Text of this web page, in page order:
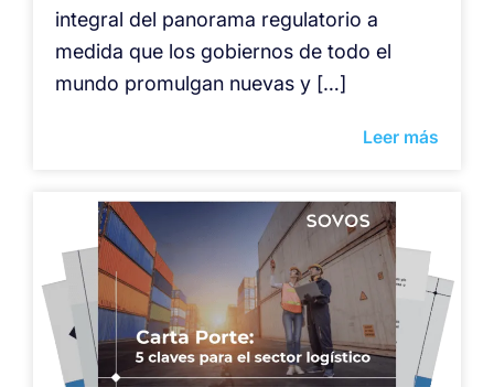
integral del panorama regulatorio a
medida que los gobiernos de todo el
mundo promulgan nuevas y […]
Leer más